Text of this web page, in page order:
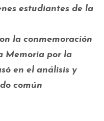
estudiantes de la
la conmemoración
Memoria por la
en el análisis y
común